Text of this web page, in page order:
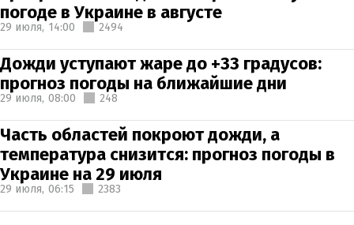
погоде в Украине в августе
29 июля, 14:00 2494
Дожди уступают жаре до +33 градусов:
прогноз погоды на ближайшие дни
29 июля, 08:00 248
Часть областей покроют дожди, а
температура снизится: прогноз погоды в
Украине на 29 июля
29 июля, 06:15 2383